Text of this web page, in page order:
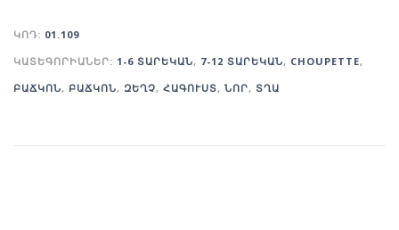
ԿՈԴ: 01.109
ԿԱՏԵԳՈՐԻԱՆԵՐ: 1-6 ՏԱՐԵԿԱՆ, 7-12 ՏԱՐԵԿԱՆ, CHOUPETTE,
ԲԱՃԿՈՆ, ԲԱՃԿՈՆ, ԶԵՂՉ, ՀԱԳՈՒՍՏ, ՆՈՐ, ՏՂԱ